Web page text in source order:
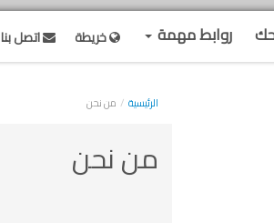
روابط مهمة خريطة اتصل بنا
الرئيسية من نحن
من نحن